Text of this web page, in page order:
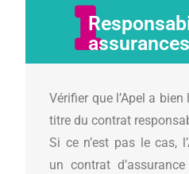
assurances
Vérifier que l’Apel a
titre du contrat
Si ce n’est pas le cas,
un contrat